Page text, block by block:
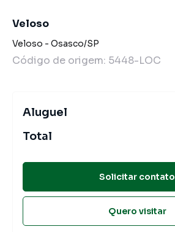
Veloso
Veloso - Osasco/SP
Código de origem: 5448-LOC
Aluguel
Total
Solicitar contato
Quero visitar